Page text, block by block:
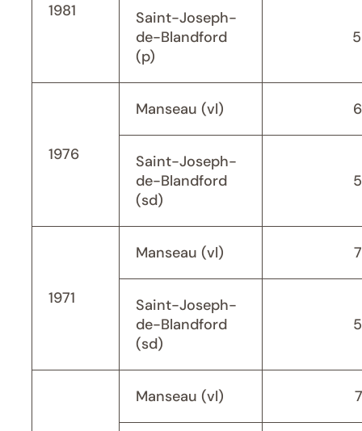
1981
Saint-Joseph-
de-Blandford
(p)
1976
Manseau (vl)
Saint-Joseph-
de-Blandford
(sd)
1971
Manseau (vl)
Saint-Joseph-
de-Blandford
(sd)
Manseau (vl)